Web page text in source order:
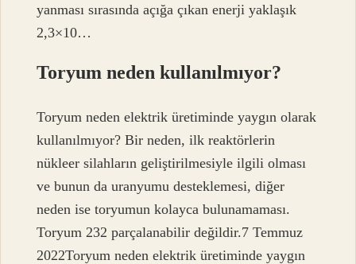
yanması sırasında açığa çıkan enerji yaklaşık
2,3×10…
Toryum neden kullanılmıyor?
Toryum neden elektrik üretiminde yaygın olarak
kullanılmıyor? Bir neden, ilk reaktörlerin
nükleer silahların geliştirilmesiyle ilgili olması
ve bunun da uranyumu desteklemesi, diğer
neden ise toryumun kolayca bulunamaması.
Toryum 232 parçalanabilir değildir.7 Temmuz
2022Toryum neden elektrik üretiminde yaygın